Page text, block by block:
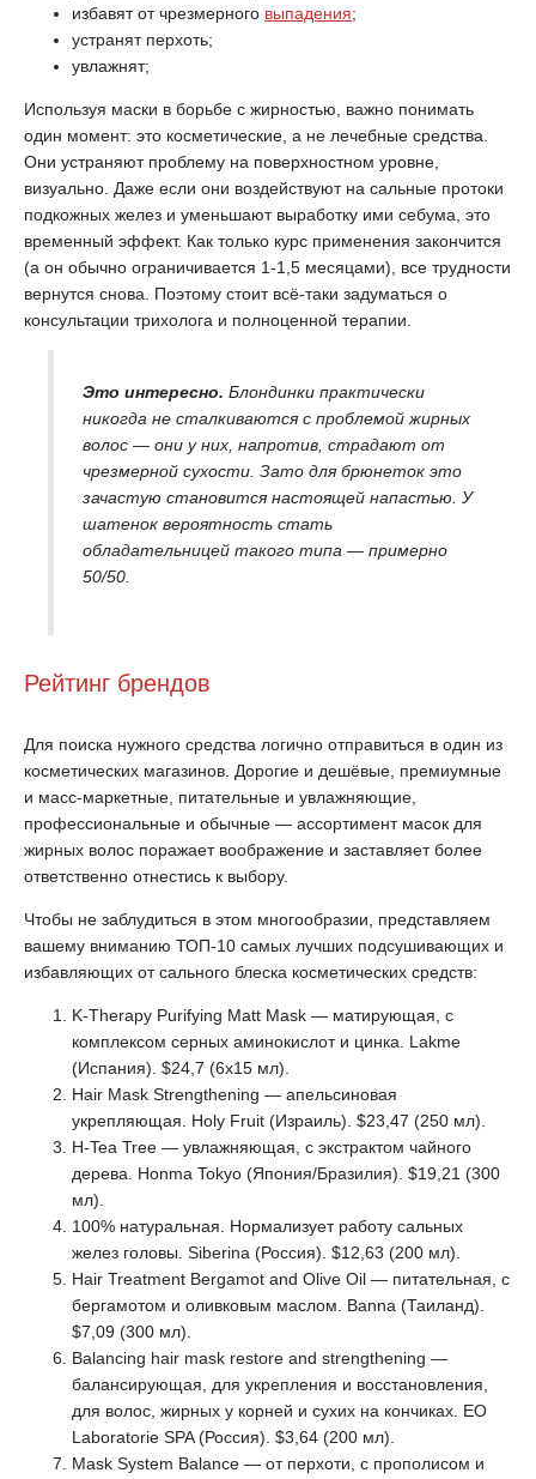
избавят от чрезмерного выпадения;
устранят перхоть;
увлажнят;
Используя маски в борьбе с жирностью, важно понимать
один момент: это косметические, а не лечебные средства.
Они устраняют проблему на поверхностном уровне,
визуально. Даже если они воздействуют на сальные протоки
подкожных желез и уменьшают выработку ими себума, это
временный эффект. Как только курс применения закончится
(а он обычно ограничивается 1-1,5 месяцами), все трудности
вернутся снова. Поэтому стоит всё-таки задуматься о
консультации трихолога и полноценной терапии.
Это интересно. Блондинки практически
никогда не сталкиваются с проблемой жирных
волос — они у них, напротив, страдают от
чрезмерной сухости. Зато для брюнеток это
зачастую становится настоящей напастью. У
шатенок вероятность стать
обладательницей такого типа — примерно
50/50.
Рейтинг брендов
Для поиска нужного средства логично отправиться в один из
косметических магазинов. Дорогие и дешёвые, премиумные
и масс-маркетные, питательные и увлажняющие,
профессиональные и обычные — ассортимент масок для
жирных волос поражает воображение и заставляет более
ответственно отнестись к выбору.
Чтобы не заблудиться в этом многообразии, представляем
вашему вниманию ТОП-10 самых лучших подсушивающих и
избавляющих от сального блеска косметических средств:
K-Therapy Purifying Matt Mask — матирующая, с
комплексом серных аминокислот и цинка. Lakme
(Испания). $24,7 (6х15 мл).
Hair Mask Strengthening — апельсиновая
укрепляющая. Holy Fruit (Израиль). $23,47 (250 мл).
H-Tea Tree — увлажняющая, с экстрактом чайного
дерева. Honma Tokyo (Япония/Бразилия). $19,21 (300
мл).
100% натуральная. Нормализует работу сальных
желез головы. Siberina (Россия). $12,63 (200 мл).
Hair Treatment Bergamot and Olive Oil — питательная, с
бергамотом и оливковым маслом. Banna (Таиланд).
$7,09 (300 мл).
Balancing hair mask restore and strengthening —
балансирующая, для укрепления и восстановления,
для волос, жирных у корней и сухих на кончиках. EO
Laboratorie SPA (Россия). $3,64 (200 мл).
Mask System Balance — от перхоти, с прополисом и